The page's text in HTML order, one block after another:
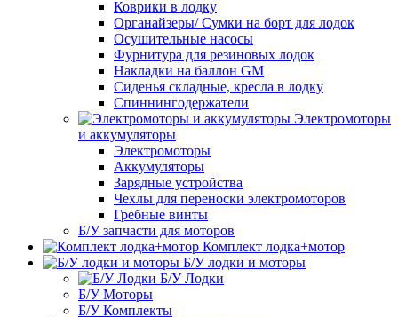
Коврики в лодку
Органайзеры/ Сумки на борт для лодок
Осушительные насосы
Фурнитура для резиновых лодок
Накладки на баллон GM
Сиденья складные, кресла в лодку
Спиннингодержатели
Электромоторы
и аккумуляторы
Электромоторы
Аккумуляторы
Зарядные устройства
Чехлы для переноски электромоторов
Гребные винты
Б/У запчасти для моторов
Комплект лодка+мотор
Б/У лодки и моторы
Б/У Лодки
Б/У Моторы
Б/У Комплекты